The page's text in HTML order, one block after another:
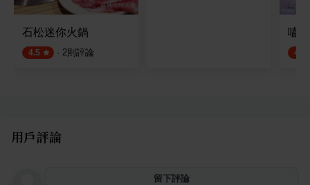
石松迷你火鍋
4.5 · 2則評論
嗑
4.5
用戶評論
留下評論